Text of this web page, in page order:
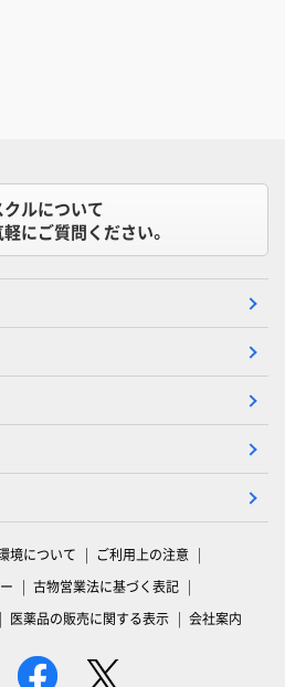
クルについて
にご質問ください。
境について
ご利用上の注意
古物営業法に基づく表記
医薬品の販売に関する表示 会社案内